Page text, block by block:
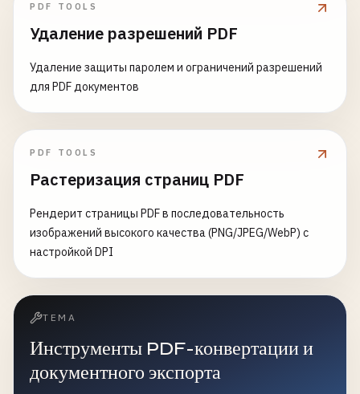
PDF TOOLS
Удаление разрешений PDF
Удаление защиты паролем и ограничений разрешений
для PDF документов
PDF TOOLS
Растеризация страниц PDF
Рендерит страницы PDF в последовательность
изображений высокого качества (PNG/JPEG/WebP) с
настройкой DPI
ТЕМА
Инструменты PDF-конвертации и
документного экспорта